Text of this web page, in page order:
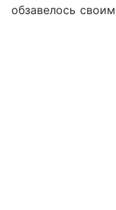
обзавелось